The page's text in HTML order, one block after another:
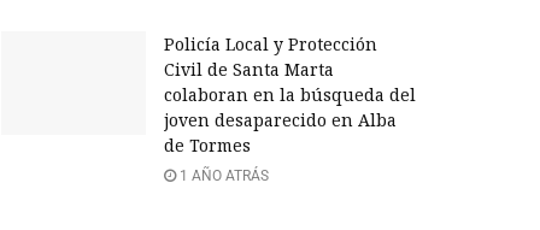
Policía Local y Protección
Civil de Santa Marta
colaboran en la búsqueda del
joven desaparecido en Alba
de Tormes
1 AÑO ATRÁS